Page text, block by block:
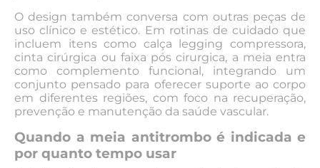
O design também conversa com outras peças de
uso clínico e estético. Em rotinas de cuidado que
incluem itens como calça legging compressora,
cinta cirúrgica ou faixa pós cirurgica, a meia entra
como complemento funcional, integrando um
conjunto pensado para oferecer suporte ao corpo
em diferentes regiões, com foco na recuperação,
prevenção e manutenção da saúde vascular.
Quando a meia antitrombo é indicada e
por quanto tempo usar